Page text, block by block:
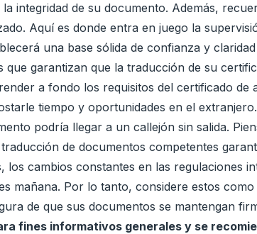
integridad de su documento. Además,
Aquí es donde entra en juego la
una base sólida de confianza y
garantizan que la traducción de su
a fondo los requisitos del certificado
tiempo y oportunidades en el
podría llegar a un callejón sin salida.
de documentos competentes
los cambios constantes en las regulaciones
mañana. Por lo tanto, considere estos
de que sus documentos se mantengan
fines informativos generales y se